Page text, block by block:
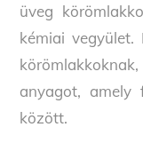
üveg
kémiai
anyagot, amely
között.